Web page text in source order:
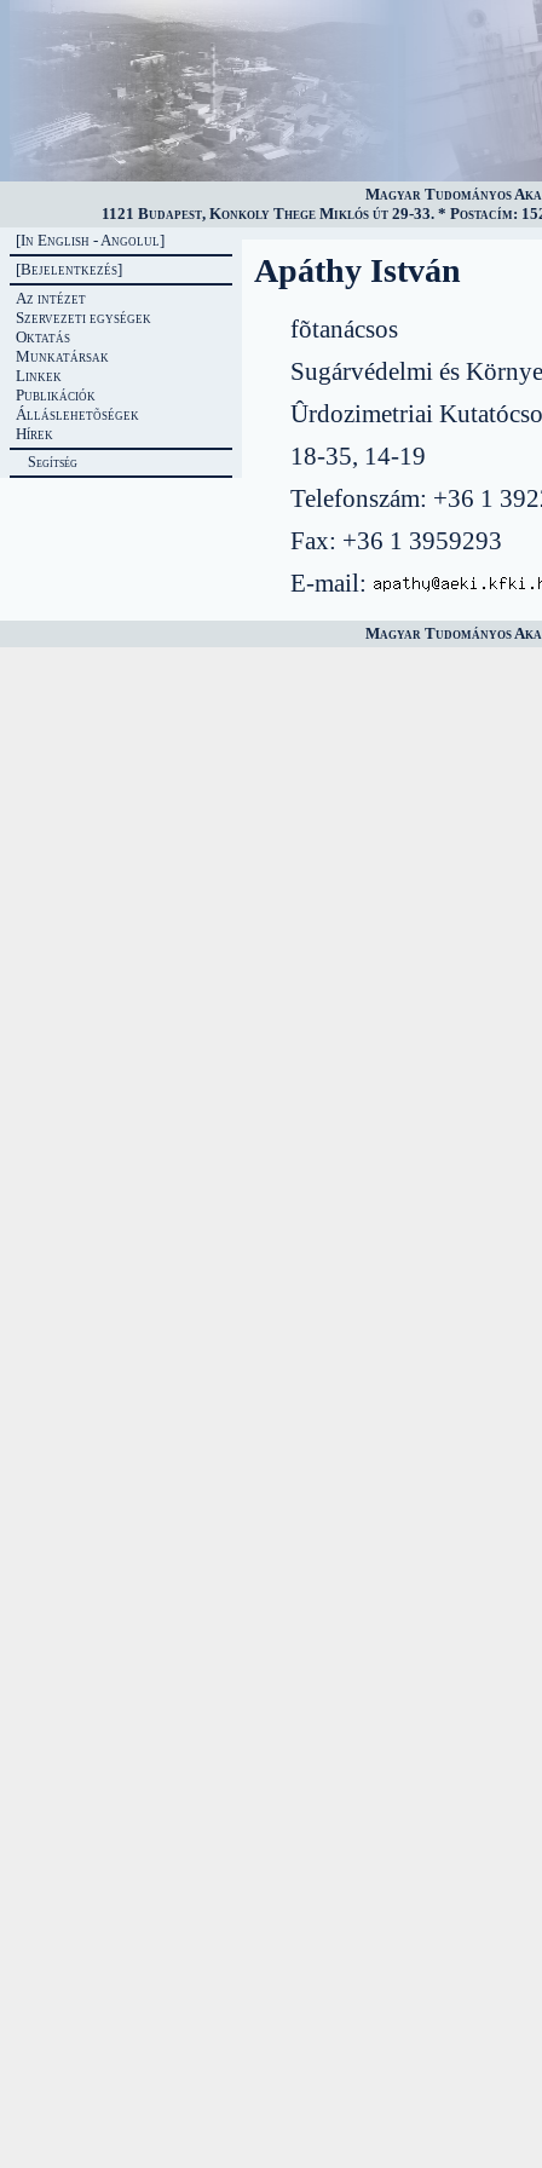
Magyar Tudományos
1121 Budapest, Konkoly Thege Miklós út 29-33. * Postacím:
[In English - Angolul]
[Bejelentkezés]
Az intézet
Szervezeti egységek
Oktatás
Munkatársak
Linkek
Publikációk
Álláslehetõségek
Hírek
Segítség
Apáthy István
fõtanácsos
Sugárvédelmi és
Ûrdozimetriai
18-35, 14-19
Telefonszám: +36 1
Fax: +36 1 3959293
E-mail:
Magyar Tudományos